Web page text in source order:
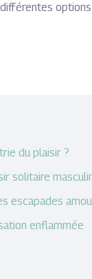
du plaisir ?
solitaire
escapades
enflammée